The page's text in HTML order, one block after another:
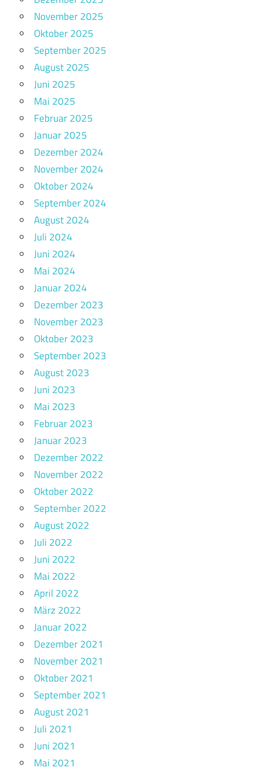
November 2025
Oktober 2025
September 2025
August 2025
Juni 2025
Mai 2025
Februar 2025
Januar 2025
Dezember 2024
November 2024
Oktober 2024
September 2024
August 2024
Juli 2024
Juni 2024
Mai 2024
Januar 2024
Dezember 2023
November 2023
Oktober 2023
September 2023
August 2023
Juni 2023
Mai 2023
Februar 2023
Januar 2023
Dezember 2022
November 2022
Oktober 2022
September 2022
August 2022
Juli 2022
Juni 2022
Mai 2022
April 2022
März 2022
Januar 2022
Dezember 2021
November 2021
Oktober 2021
September 2021
August 2021
Juli 2021
Juni 2021
Mai 2021